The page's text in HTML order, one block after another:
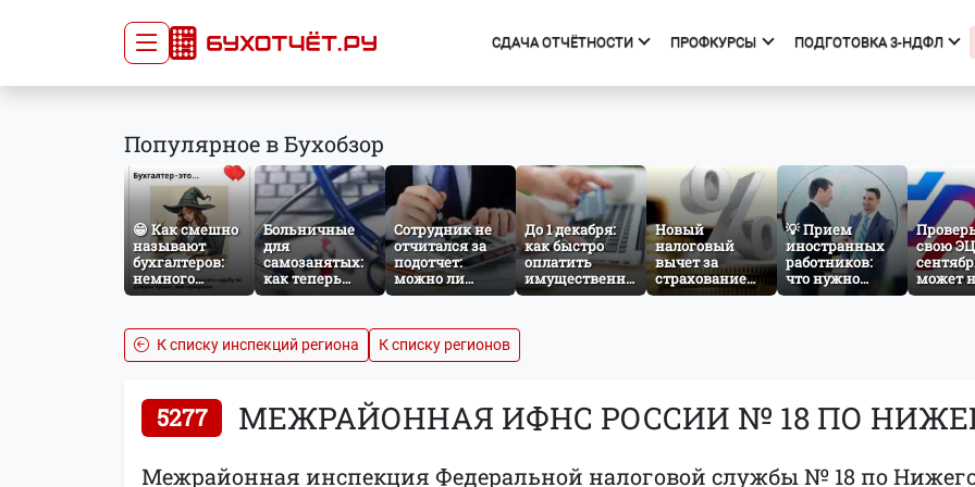
СДАЧА ОТЧЁТНОСТИ ПРОФКУРСЫ ПОДГОТОВКА 3-НДФЛ
Главная
Сдать отчёт
Тарифы
Оплата
Список курсов
Сведения об образовательной
организации
Начало
Тарифы
Получить вычет
Мастер 3-НДФЛ
Популярное в Бухобзор
😁 Как смешно
называют
бухгалтеров:
немного
профессионального
Больничные
для
самозанятых:
как теперь
работает
социальное
страхование по
НПД
Сотрудник не
отчитался за
подотчет:
можно ли
удержать
зарплаты?
До 1 декабря:
как быстро
оплатить
имущественный
налог за
Новый
налоговый
вычет за
страхование
жизни: что
💡 Прием
иностранных
работников:
что нужно
знать
свою
может
К списку инспекций региона
К списку регионов
5277 МЕЖРАЙОННАЯ ИФНС РОССИИ № 18 ПО
Межрайонная инспекция Федеральной налоговой службы № 18 по